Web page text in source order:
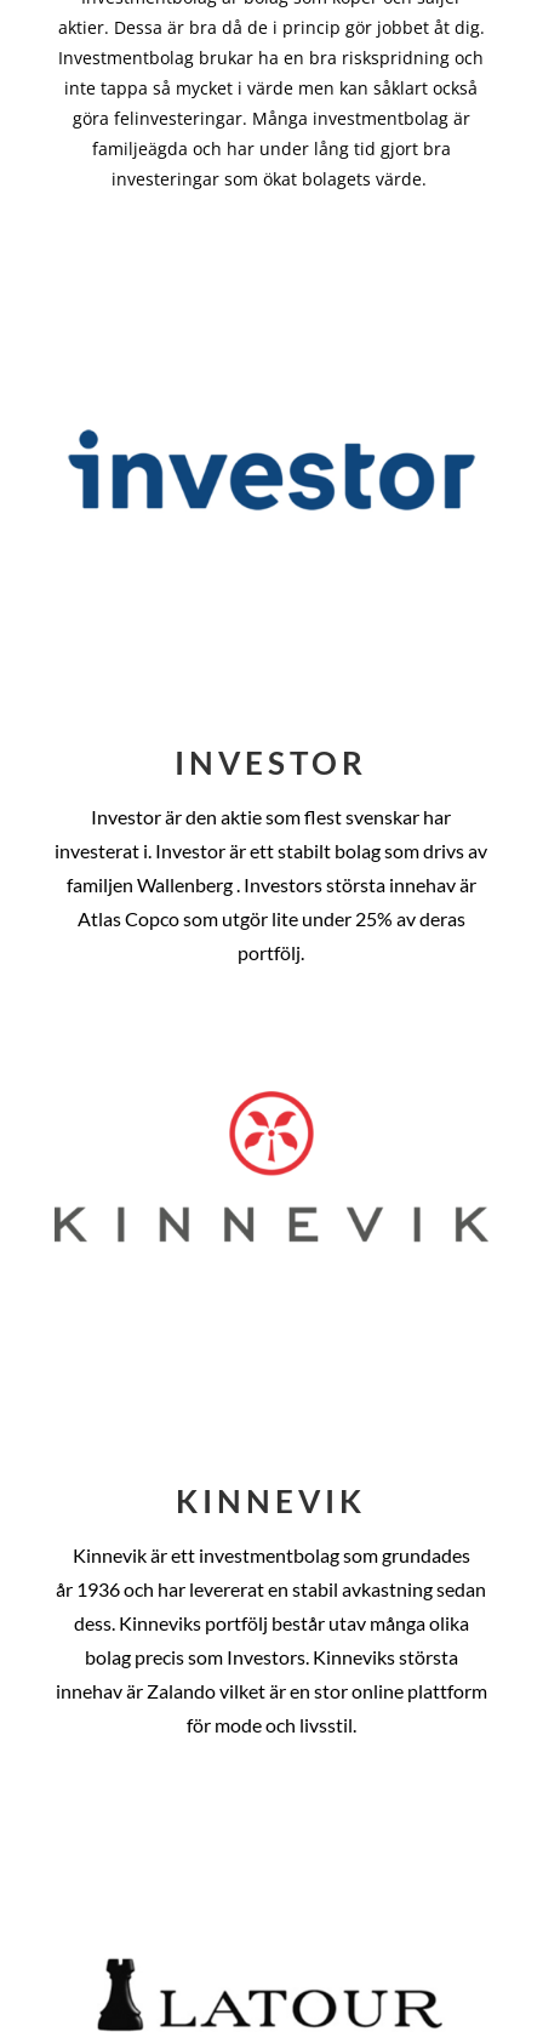
aktier. Dessa är bra då de i princip görjobbet åt dig.
Investmentbolag brukar ha en bra riskspridning och
inte tappa så mycket i värde men kan såklart också
göra felinvesteringar. Många investmentbolag är
familjeägda och har under lång tid gjort bra
investeringar som ökat bolagets värde.
INVESTOR
Investor är den aktie som flest svenskar har
investerat i. Investor är ett stabilt bolag som drivs av
familjen Wallenberg . Investors största innehav är
Atlas Copco som utgör lite under 25% av deras
portfölj.
KINNEVIK
Kinnevik är ett investmentbolag som grundades
år 1936 och har levererat en stabil avkastning sedan
dess. Kinneviks portfölj består utav många olika
bolag precis som Investors. Kinneviks största
innehav är Zalando vilket är en stor online plattform
för mode och livsstil.